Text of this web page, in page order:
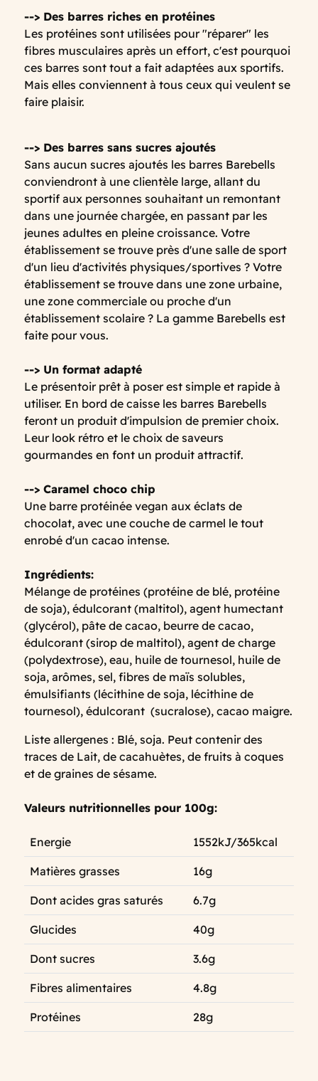
--> Des barres riches en protéines
Les protéines sont utilisées pour "réparer" les
fibres musculaires après un effort, c'est pourquoi
ces barres sont tout a fait adaptées aux sportifs.
Mais elles conviennent à tous ceux qui veulent se
faire plaisir.
--> Des barres sans sucres ajoutés
Sans aucun sucres ajoutés les barres Barebells
conviendront à une clientèle large, allant du
sportif aux personnes souhaitant un remontant
dans une journée chargée, en passant par les
jeunes adultes en pleine croissance. Votre
établissement se trouve près d'une salle de sport
d'un lieu d'activités physiques/sportives ? Votre
établissement se trouve dans une zone urbaine,
une zone commerciale ou proche d'un
établissement scolaire ? La gamme Barebells est
faite pour vous.
--> Un format adapté
Le présentoir prêt à poser est simple et rapide à
utiliser. En bord de caisse les barres Barebells
feront un produit d'impulsion de premier choix.
Leur look rétro et le choix de saveurs
gourmandes en font un produit attractif.
--> Caramel choco chip
Une barre protéinée vegan aux éclats de
chocolat, avec une couche de carmel le tout
enrobé d'un cacao intense.
Ingrédients:
Mélange de protéines (protéine de blé, protéine
de soja), édulcorant (maltitol), agent humectant
(glycérol), pâte de cacao, beurre de cacao,
édulcorant (sirop de maltitol), agent de charge
(polydextrose), eau, huile de tournesol, huile de
soja, arômes, sel, fibres de maïs solubles,
émulsifiants (lécithine de soja, lécithine de
tournesol), édulcorant (sucralose), cacao maigre.
Liste allergenes : Blé, soja. Peut contenir des
traces de Lait, de cacahuètes, de fruits à coques
et de graines de sésame.
Valeurs nutritionnelles pour 100g:
Energie 1552kJ/365kcal
Matières grasses 16g
Dont acides gras saturés 6.7g
Glucides 40g
Dont sucres 3.6g
Fibres alimentaires 4.8g
Protéines 28g